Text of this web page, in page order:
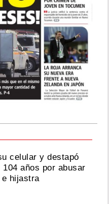
celular y destapó
104 años por abusar
hijastra